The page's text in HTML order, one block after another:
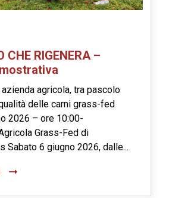
CHE RIGENERA –
azienda agricola, tra pascolo
delle carni grass-fed
2026 – ore 10:00-
Grass-Fed di
Sabato 6 giugno 2026, dalle...